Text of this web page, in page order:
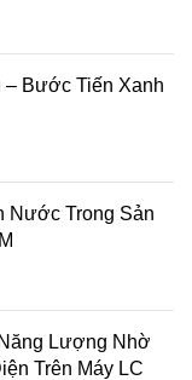
– Bước Tiến Xanh
Nước Trong Sản
Lượng Nhờ
Trên Máy LC